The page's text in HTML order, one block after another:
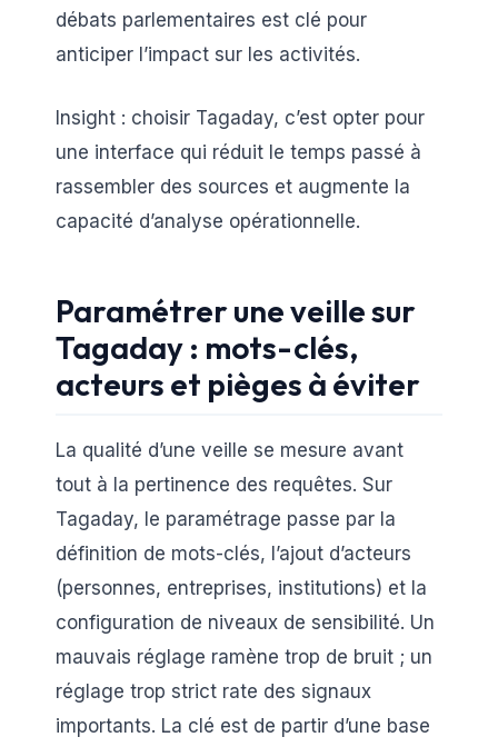
débats parlementaires est clé pour
anticiper l’impact sur les activités.
Insight : choisir Tagaday, c’est opter pour
une interface qui réduit le temps passé à
rassembler des sources et augmente la
capacité d’analyse opérationnelle.
Paramétrer une veille sur
Tagaday : mots-clés,
acteurs et pièges à éviter
La qualité d’une veille se mesure avant
tout à la pertinence des requêtes. Sur
Tagaday, le paramétrage passe par la
définition de mots-clés, l’ajout d’acteurs
(personnes, entreprises, institutions) et la
configuration de niveaux de sensibilité. Un
mauvais réglage ramène trop de bruit ; un
réglage trop strict rate des signaux
importants. La clé est de partir d’une base